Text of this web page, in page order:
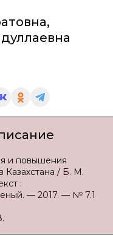
,
и повышения
Казахстана / Б. М.
:
— 2017. — № 7.1